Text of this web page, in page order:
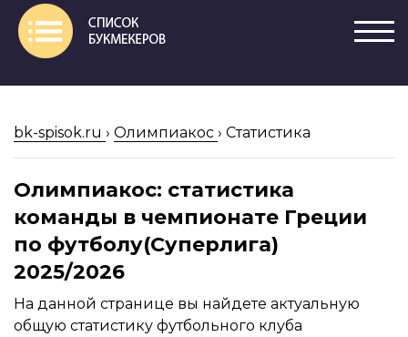
bk-spisok.ru › Олимпиакос › Статистика
Олимпиакос: статистика
команды в чемпионате Греции
по футболу(Суперлига)
2025/2026
На данной странице вы найдете актуальную
общую статистику футбольного клуба